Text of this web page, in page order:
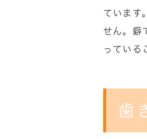
ています
せん。癖
っている
歯